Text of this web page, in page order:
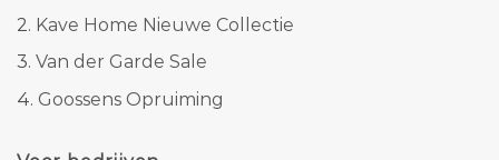
2. Kave Home Nieuwe Collectie
3. Van der Garde Sale
4. Goossens Opruiming